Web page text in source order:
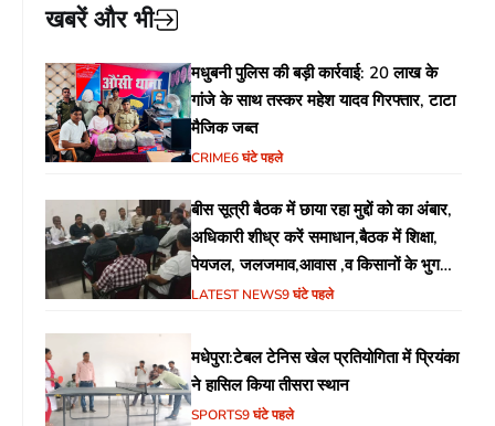
खबरें और भी
मधुबनी पुलिस की बड़ी कार्रवाई: 20 लाख के
गांजे के साथ तस्कर महेश यादव गिरफ्तार, टाटा
मैजिक जब्त
CRIME6 घंटे पहले
बीस सूत्री बैठक में छाया रहा मुद्दों को का अंबार,
अधिकारी शीध्र करें समाधान,बैठक में शिक्षा,
पेयजल, जलजमाव,आवास ,व किसानों के भुगतान
का उठा मुद्दा
LATEST NEWS9 घंटे पहले
मधेपुरा:टेबल टेनिस खेल प्रतियोगिता में प्रियंका
ने हासिल किया तीसरा स्थान
SPORTS9 घंटे पहले